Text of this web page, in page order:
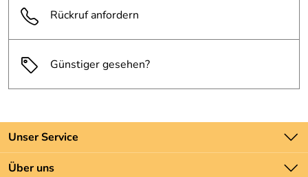
Rückruf anfordern
Günstiger gesehen?
Unser Service
Kontakt
Über uns